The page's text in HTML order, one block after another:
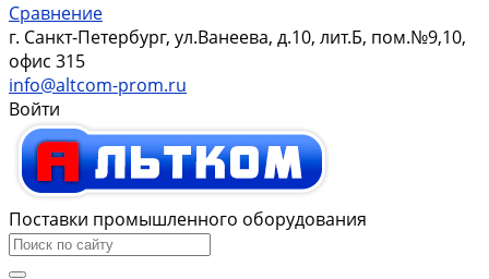
Сравнение
г. Санкт-Петербург, ул.Ванеева, д.10, лит.Б, пом.№9,10,
офис 315
info@altcom-prom.ru
Войти
Поставки промышленного оборудования